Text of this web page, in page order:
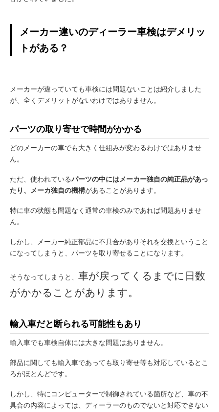
メーカー違いのディーラー車検はデメリッ
トがある？
メーカーが違っていても車検には問題ないことは紹介しました
が、全くデメリットがないわけではありません。
パーツの取り寄せで時間がかかる
どのメーカーの車でも大きく仕組みが変わるわけではありませ
ん。
ただ、使われているパーツの中にはメーカー独自の純正品があっ
たり、メーカ独自の機構があることがあります。
特に車の状態も問題なく通常の車検のみであれば問題ありませ
ん。
しかし、メーカー純正部品に不具合がありそれを交換ということ
になってしまうと、パーツを取り寄せることになります。
そうなってしまうと、 車が戻ってくるまでに日数
がかかることがあります。
輸入車だと断られる可能性もあり
輸入車でも車検自体には大きな問題はありません。
部品に関しても輸入車であっても取り寄せ等も対応しているとこ
ろがほとんどです。
しかし、特にコンピューターで制御されている箇所など、車の不
具合の内容によっては、ディーラーのものでないと対応できない